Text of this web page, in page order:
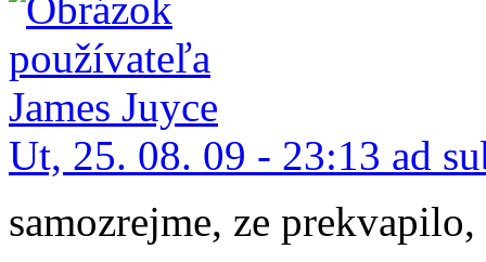
Ut, 25. 08. 09 - 23:13 ad
samozrejme, ze